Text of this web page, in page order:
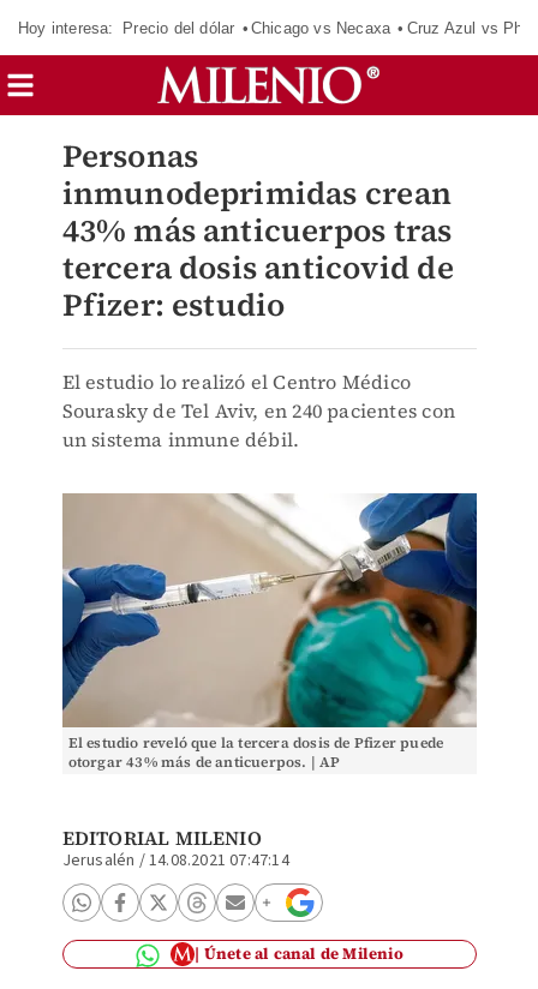
Hoy interesa: Precio del dólar Chicago vs Necaxa Cruz Azul vs
Personas
inmunodeprimidas crean
43% más anticuerpos tras
tercera dosis anticovid de
Pfizer: estudio
El estudio lo realizó el Centro Médico
Sourasky de Tel Aviv, en 240 pacientes con
un sistema inmune débil.
El estudio reveló que la tercera dosis de Pfizer puede
otorgar 43% más de anticuerpos. | AP
EDITORIAL MILENIO
Jerusalén /14.08.2021 07:47:14
Únete al canal de Milenio